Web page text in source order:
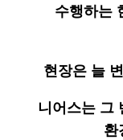
수행하는
현장은 늘
니어스는 그
환